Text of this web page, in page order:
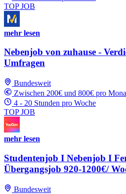
TOP JOB
mehr lesen
Nebenjob von zuhause -
Umfragen
Bundesweit
Zwischen 200€ und 800€ pro
4 - 20 Stunden pro Woche
TOP JOB
mehr lesen
Studentenjob I Nebenjob I
Übergangsjob 920-1200€/
Bundesweit